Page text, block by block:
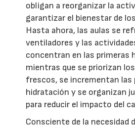
obligan a reorganizar la
garantizar el bienestar de
Hasta ahora, las aulas se
ventiladores y las
concentran en las primeras
mientras que se priorizan
frescos, se incrementan las
hidratación y se organizan
para reducir el impacto del
Consciente de la necesidad